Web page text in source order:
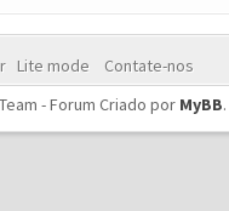
Lite mode
Contate-nos
- Forum Criado por MyBB.